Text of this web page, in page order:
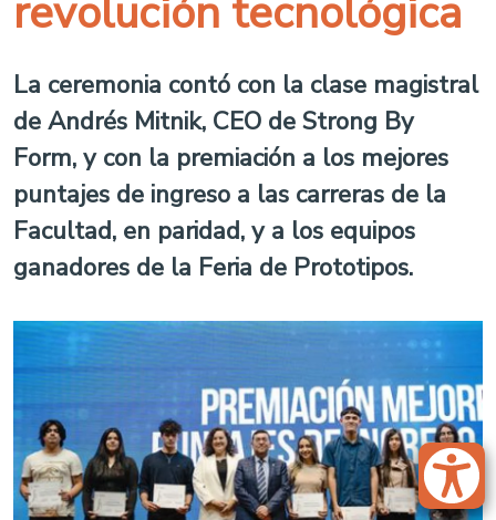
revolución tecnológica
La ceremonia contó con la clase magistral
de Andrés Mitnik, CEO de Strong By
Form, y con la premiación a los mejores
puntajes de ingreso a las carreras de la
Facultad, en paridad, y a los equipos
ganadores de la Feria de Prototipos.